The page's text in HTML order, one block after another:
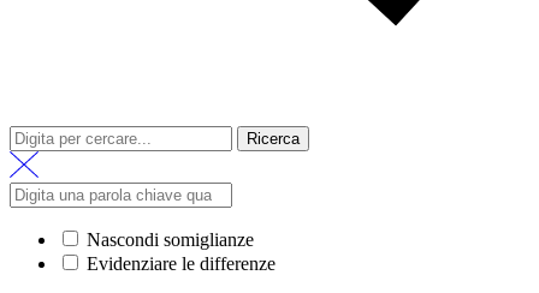
Ricerca
Nascondi somiglianze
Evidenziare le differenze